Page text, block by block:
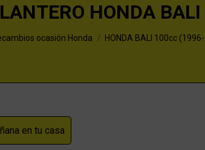
HONDA BALI
ocasión Honda HONDA BALI 100cc
en tu casa